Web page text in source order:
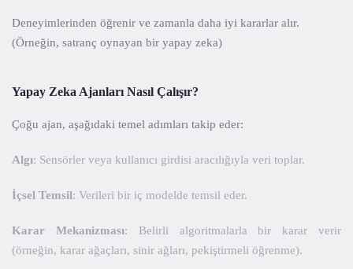
Deneyimlerinden öğrenir ve zamanla daha iyi kararlar alır.
(Örneğin, satranç oynayan bir yapay zeka)
Yapay Zeka Ajanları Nasıl Çalışır?
Çoğu ajan, aşağıdaki temel adımları takip eder:
Algı: Sensörler veya kullanıcı girdisi aracılığıyla veri toplar.
İçsel Temsil: Verileri bir iç modelde temsil eder.
Karar Mekanizması: Belirli algoritmalarla bir karar verir
(örneğin, karar ağaçları, sinir ağları, pekiştirmeli öğrenme).